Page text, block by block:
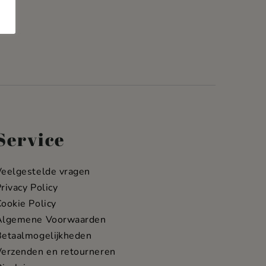
vragen
Policy
Policy
Voorwaarden
en retourneren